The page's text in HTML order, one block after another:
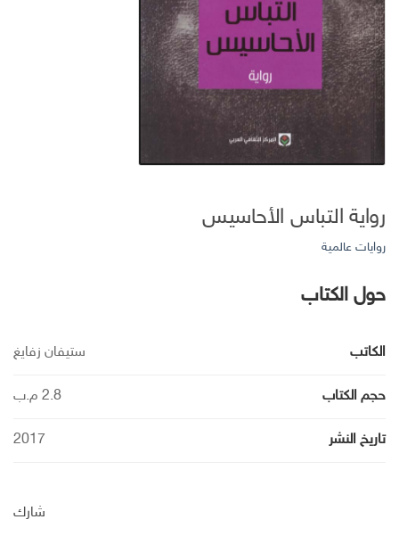
رواية التباس الأحاسيس
روايات عالمية
حول الكتاب
الكاتب ستيفان زفايغ
حجم الكتاب 2.8 م.ب
تاريخ النشر 2017
شارك